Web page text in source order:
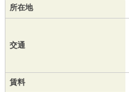
所在地
交通
賃料